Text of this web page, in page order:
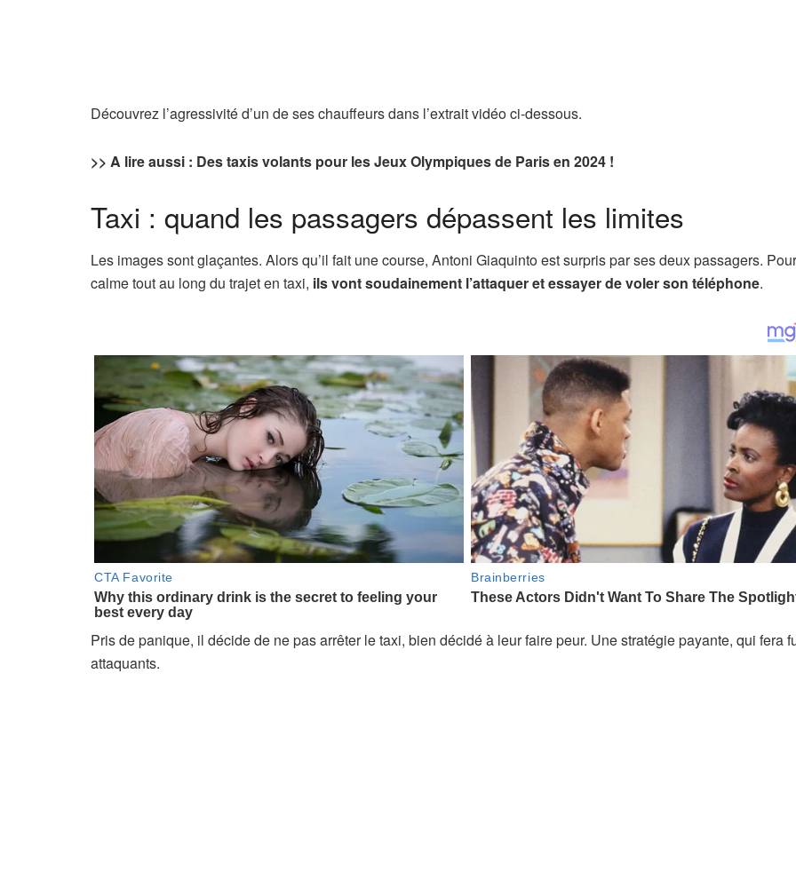
Découvrez l’agressivité d’un de ses chauffeurs dans l’extrait vidéo ci-dessous.
>> A lire aussi : Des taxis volants pour les Jeux Olympiques de Paris en 2024 !
Taxi : quand les passagers dépassent les limites
Les images sont glaçantes. Alors qu’il fait une course, Antoni Giaquinto est surpris par ses deux passagers.
calme tout au long du trajet en taxi, ils vont soudainement l’attaquer et essayer de voler son téléphone.
Pris de panique, il décide de ne pas arrêter le taxi, bien décidé à leur faire peur. Une stratégie payante, qui fera
attaquants.